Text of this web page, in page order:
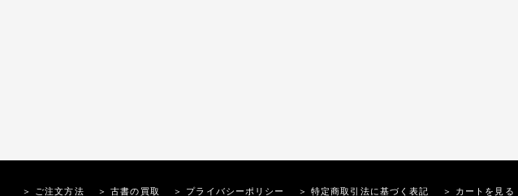
＞ ご注文方法 ＞ 古書の買取 ＞ プライバシーポリシー ＞ 特定商取引法に基づく表記 ＞ カートを見る